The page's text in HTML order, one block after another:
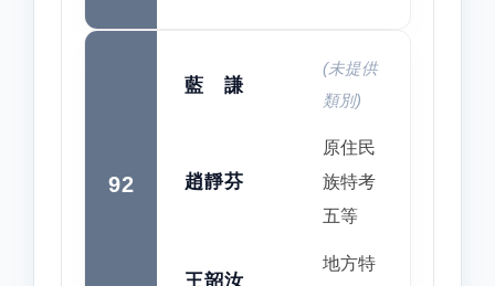
92
藍 謙
(未提供
類別)
趙靜芬
原住民
族特考
五等
王韶汝
地方特